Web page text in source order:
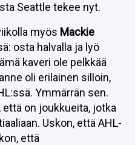
Seattle tekee nyt.
myös Mackie
osta halvalla ja lyö
kaveri ole pelkkää
oli erilainen silloin,
Ymmärrän sen.
on joukkueita, jotka
Uskon, että AHL-
että